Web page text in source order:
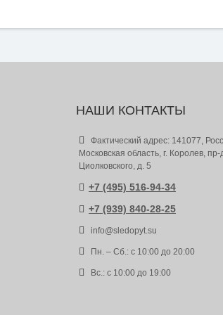
НАШИ КОНТАКТЫ
Фактический адрес: 141077,
Московская область, г. Королев, пр-
Циолковского, д. 5
+7 (495) 516-94-34
+7 (939) 840-28-25
info@sledopyt.su
Пн. – Сб.: с 10:00 до 20:00
Вс.: с 10:00 до 19:00